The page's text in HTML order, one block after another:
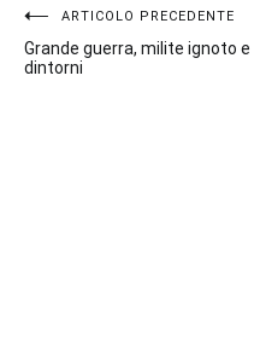
Navigazione
articoli
ARTICOLO PRECEDENTE
Grande guerra, milite ignoto e
dintorni